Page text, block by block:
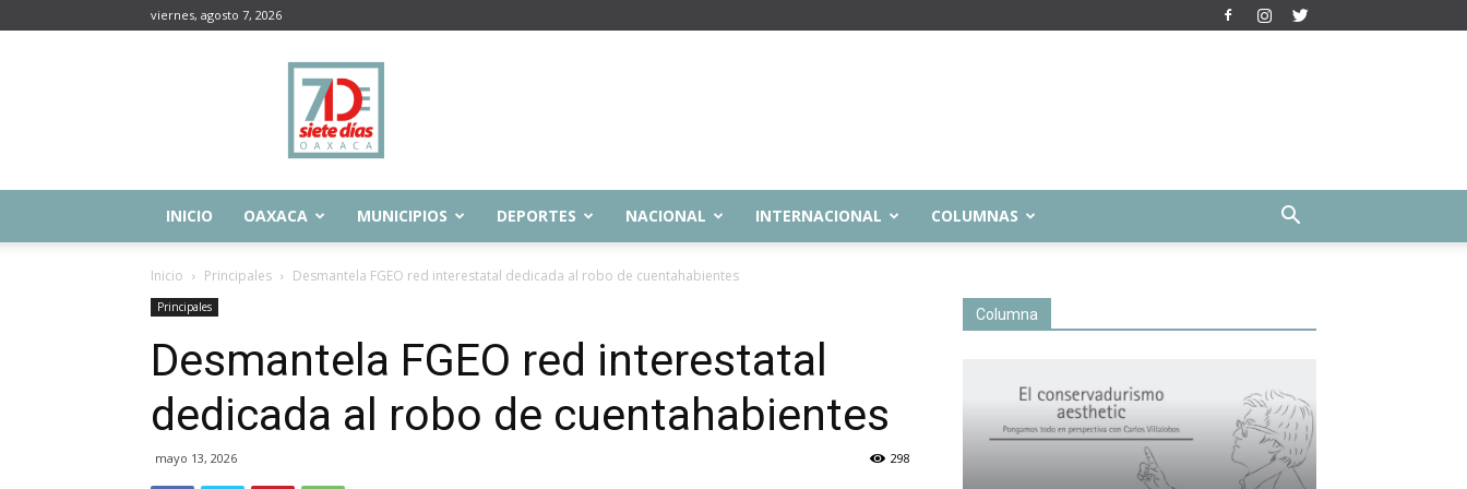
viernes, agosto 7, 2026
Siete
Días
Oaxaca
INICIO OAXACA MUNICIPIOS DEPORTES NACIONAL INTERNACIONAL COLUMNAS
Inicio Principales Desmantela FGEO red interestatal dedicada al robo de cuentahabientes
Principales
Desmantela FGEO red interestatal
dedicada al robo de cuentahabientes
mayo 13, 2026 298
Columna